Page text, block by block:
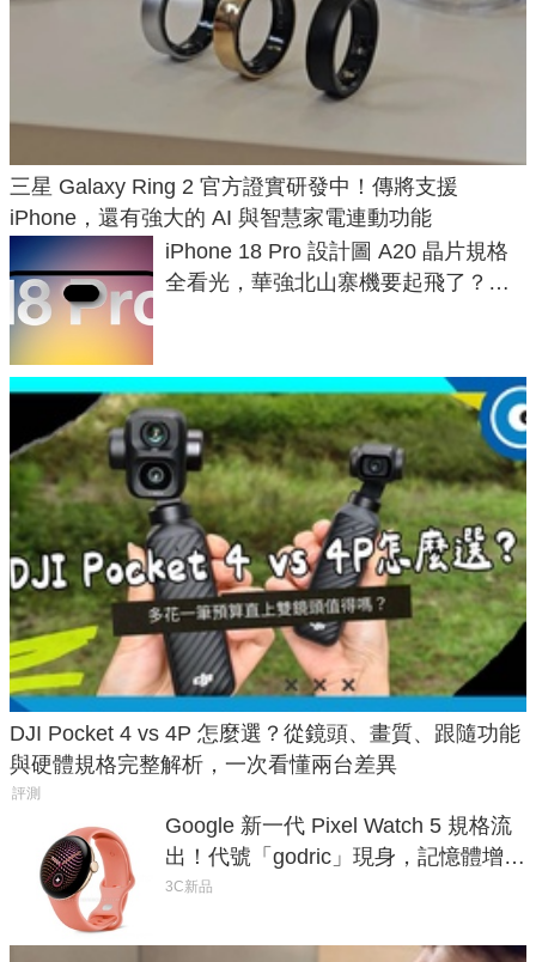
三星 Galaxy Ring 2 官方證實研發中！傳將支援
iPhone，還有強大的 AI 與智慧家電連動功能
iPhone 18 Pro 設計圖 A20 晶片規格
全看光，華強北山寨機要起飛了？專
DJI Pocket 4 vs 4P 怎麼選？從鏡頭、畫質、跟隨功能
與硬體規格完整解析，一次看懂兩台差異
評測
Google 新一代 Pixel Watch 5 規格流
出！代號「godric」現身，記憶體增強
鎖定 AI 應用
3C新品